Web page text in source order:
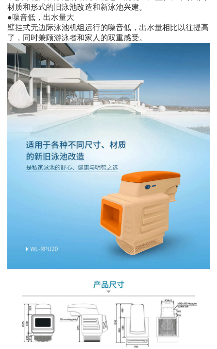
材质和形式的旧泳池改造和新泳池兴建。
●噪音低，出水量大
壁挂式无边际泳池机组运行的噪音低，出水量相比以往提高
了，同时兼顾游泳者和家人的双重感受。